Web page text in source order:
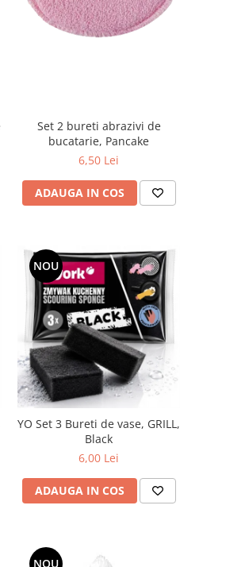
Set 2 bureti abrazivi de
bucatarie, Pancake
6,50 Lei
ADAUGA IN COS
NOU
YO Set 3 Bureti de vase, GRILL,
Black
6,00 Lei
ADAUGA IN COS
NOU